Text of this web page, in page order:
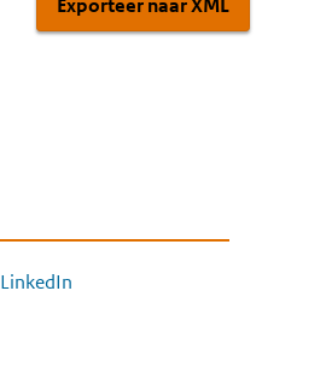
Exporteer naar XML
LinkedIn